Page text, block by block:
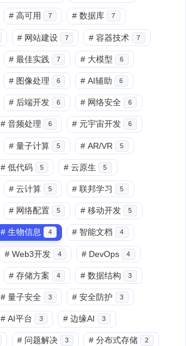
# 高可用 7 # 数据库 7
# 网站建设 7 # 容器技术 7
# 最佳实践 7 # 大模型 6
# 图像处理 6 # AI辅助 6
# 后端开发 6 # 网络安全 6
# 音频处理 6 # 元宇宙开发 6
# 量子计算 5 # AR/VR 5
# 低代码 5 # 云原生 5
# 云计算 5 # 联邦学习 5
# 网络配置 5 # 移动开发 5
# 生物信息 4 # 智能文档 4
# Web3开发 4 # DevOps 4
# 存储方案 4 # 数据结构 3
# 量子安全 3 # 安全防护 3
# AI平台 3 # 边缘AI 3
# 问题解决 3 # 分布式存储 2